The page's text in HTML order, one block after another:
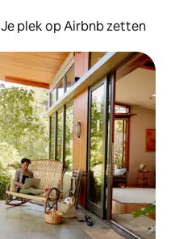
Je plek op Airbnb zetten